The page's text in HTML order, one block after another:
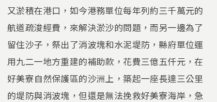
又淤積在港口，如今港務單位每年列約三千萬元的
航道疏浚經費，來解決淤沙的問題，而另一邊為了
留住沙子，祭出了消波塊和水泥堤防，縣府單位運
用九二一地方重建的補助款，花費三億五仟元，在
好美寮自然保護區的沙洲上，築起一座長達三公里
的堤防與消波塊，但還是無法挽救好美寮海岸，急